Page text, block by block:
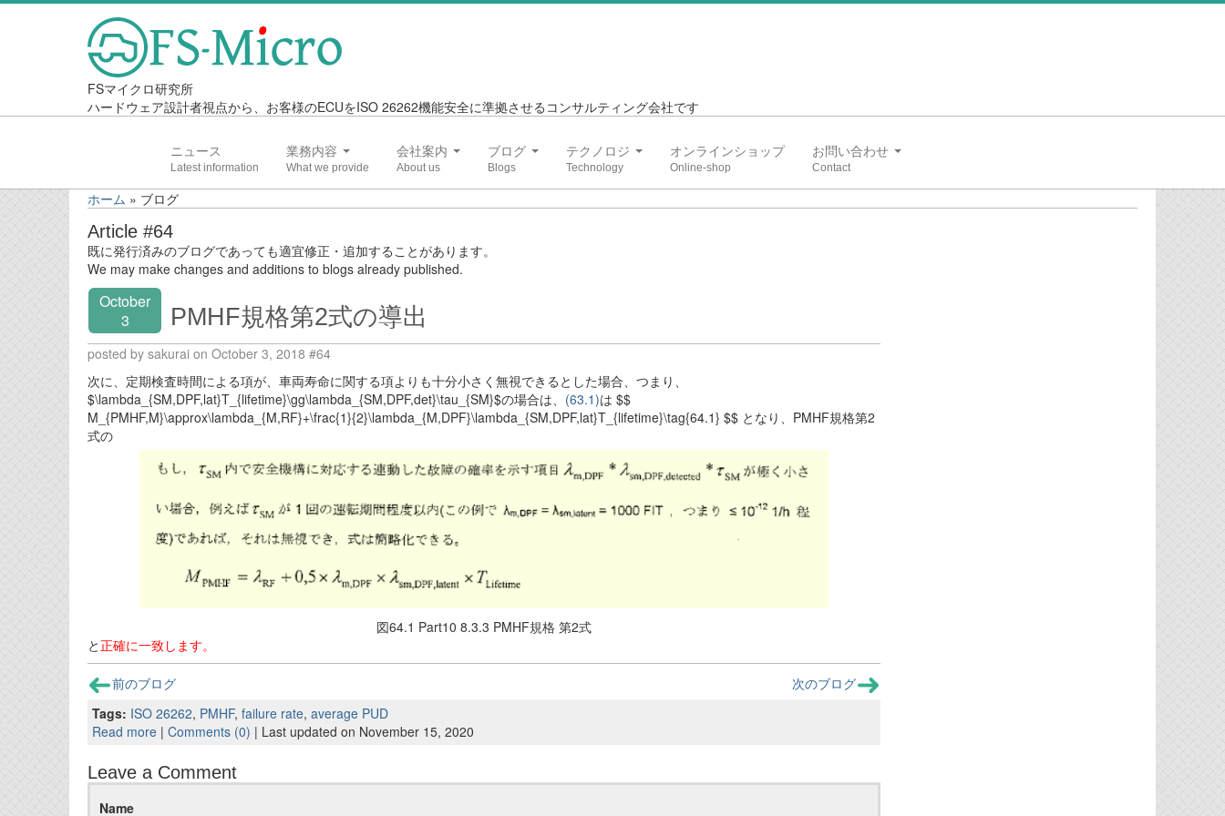
FSマイクロ研究所
ハードウェア設計者視点から、お客様のECUをISO 26262機能安全に準拠させるコンサルティング会社です
ニュース 業務内容 会社案内 ブログ テクノロジ オンラインショップ お問い合わせ
ホーム » ブログ
Article #64
既に発行済みのブログであっても適宜修正・追加することがあります。
We may make changes and additions to blogs already published.
October
3
PMHF規格第2式の導出
posted by sakurai on October 3, 2018 #64
次に、定期検査時間による項が、車両寿命に関する項よりも十分小さく無視できるとした場合、つまり、
$\lambda_{SM,DPF,lat}T_{lifetime}\gg\lambda_{SM,DPF,det}\tau_{SM}$の場合は、 (63.1)は $$
M_{PMHF,M}\approx\lambda_{M,RF}+\frac{1}{2}\lambda_{M,DPF}\lambda_{SM,DPF,lat}T_{lifetime}\tag{64.1} $$ となり、PMHF規格第2
式の
図64.1 Part10 8.3.3 PMHF規格 第2式
と正確に一致します。
前のブログ
次のブログ
Tags: ISO 26262, PMHF, failure rate, average PUD
Read more | Comments (0) | Last updated on November 15, 2020
Leave a Comment
Name